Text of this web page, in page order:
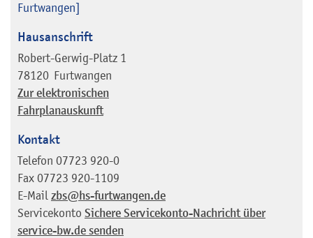
Furtwangen]
Hausanschrift
Robert-Gerwig-Platz 1
78120 Furtwangen
Zur elektronischen
Fahrplanauskunft
Kontakt
Telefon 07723 920-0
Fax 07723 920-1109
E-Mail zbs@hs-furtwangen.de
Servicekonto Sichere Servicekonto-Nachricht über
service-bw.de senden